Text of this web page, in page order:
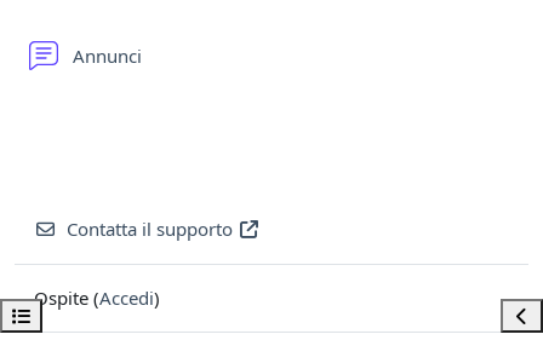
Apri indice del corso
Annunci
Contatta il supporto
Ospite (Accedi)